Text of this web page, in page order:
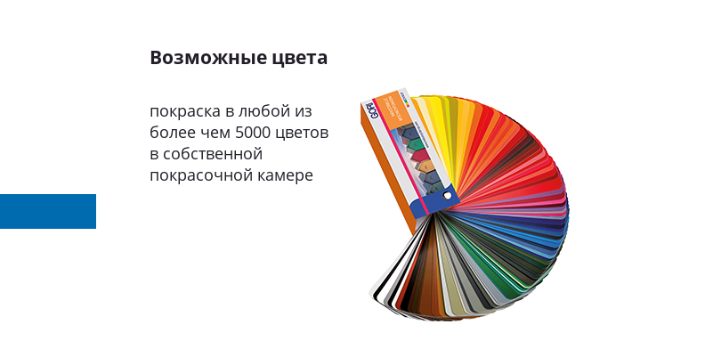
Возможные цвета
покраска в любой из
более чем 5000 цветов
в собственной
покрасочной камере